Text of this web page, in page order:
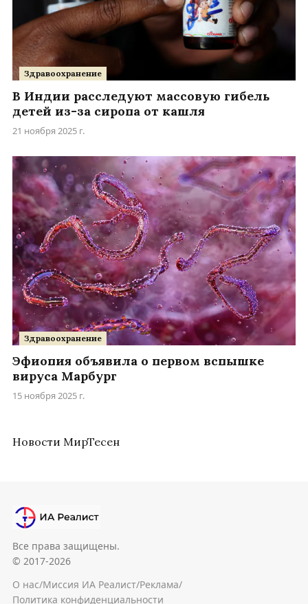
Здравоохранение
В Индии расследуют массовую гибель
детей из-за сиропа от кашля
21 ноября 2025 г.
Здравоохранение
Эфиопия объявила о первом вспышке
вируса Марбург
15 ноября 2025 г.
Новости МирТесен
Все права защищены.
© 2017-2026
О нас/Миссия ИА Реалист/Реклама/
Политика конфиденциальности